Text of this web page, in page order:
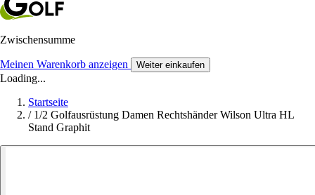
Zwischensumme
Meinen Warenkorb anzeigen Weiter einkaufen
Loading...
Startseite
/ 1/2 Golfausrüstung Damen Rechtshänder Wilson Ultra HL
Stand Graphit